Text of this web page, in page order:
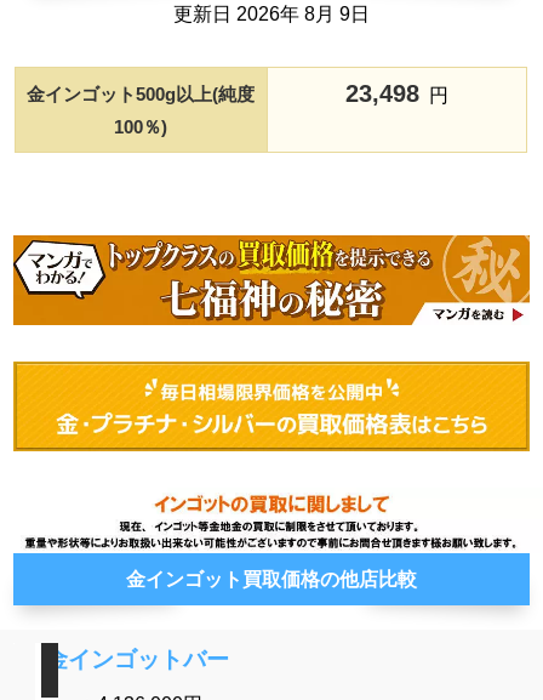
刻印がない、傷やへこみ、形状、状態、破損など問わず全
けます。
更新日 2026年 8月 9日
金インゴット500g以上(純度
100％)
23,498 円
金インゴット買取価格の他店比較
金インゴットバー